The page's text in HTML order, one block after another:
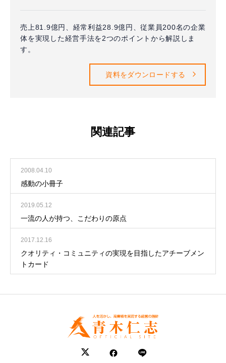
売上81.9億円、経常利益28.9億円、従業員200名の企業
体を実現した経営手法を2つのポイントから解説しま
す。
資料をダウンロードする
関連記事
2008.04.10
感動の小冊子
2019.05.12
一流の人が持つ、こだわりの原点
2017.12.16
クオリティ・コミュニティの実現を目指したアチーブメン
トカード